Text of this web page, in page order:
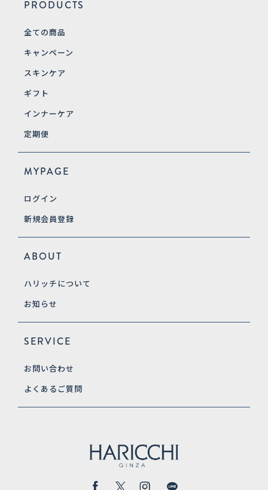
PRODUCTS
全ての商品
キャンペーン
スキンケア
ギフト
インナーケア
定期便
MYPAGE
ログイン
新規会員登録
ABOUT
ハリッチについて
お知らせ
SERVICE
お問い合わせ
よくあるご質問